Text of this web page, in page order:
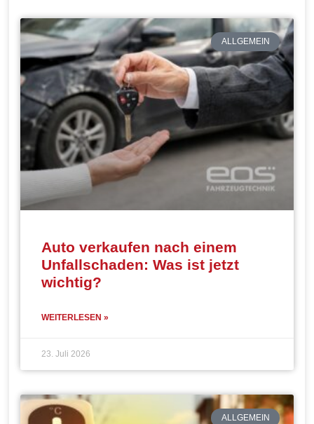
ALLGEMEIN
Auto verkaufen nach einem
Unfallschaden: Was ist jetzt
wichtig?
WEITERLESEN »
23. Juli 2026
ALLGEMEIN